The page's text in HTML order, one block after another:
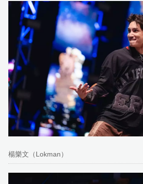
楊樂文（Lokman）